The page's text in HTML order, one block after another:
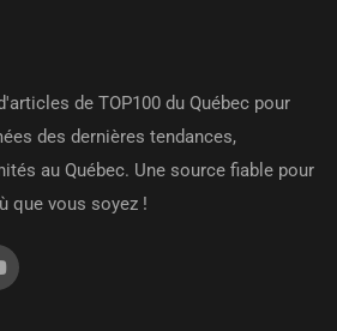
de TOP100 du Québec pour
des dernières tendances,
au Québec. Une source fiable pour
que vous soyez !